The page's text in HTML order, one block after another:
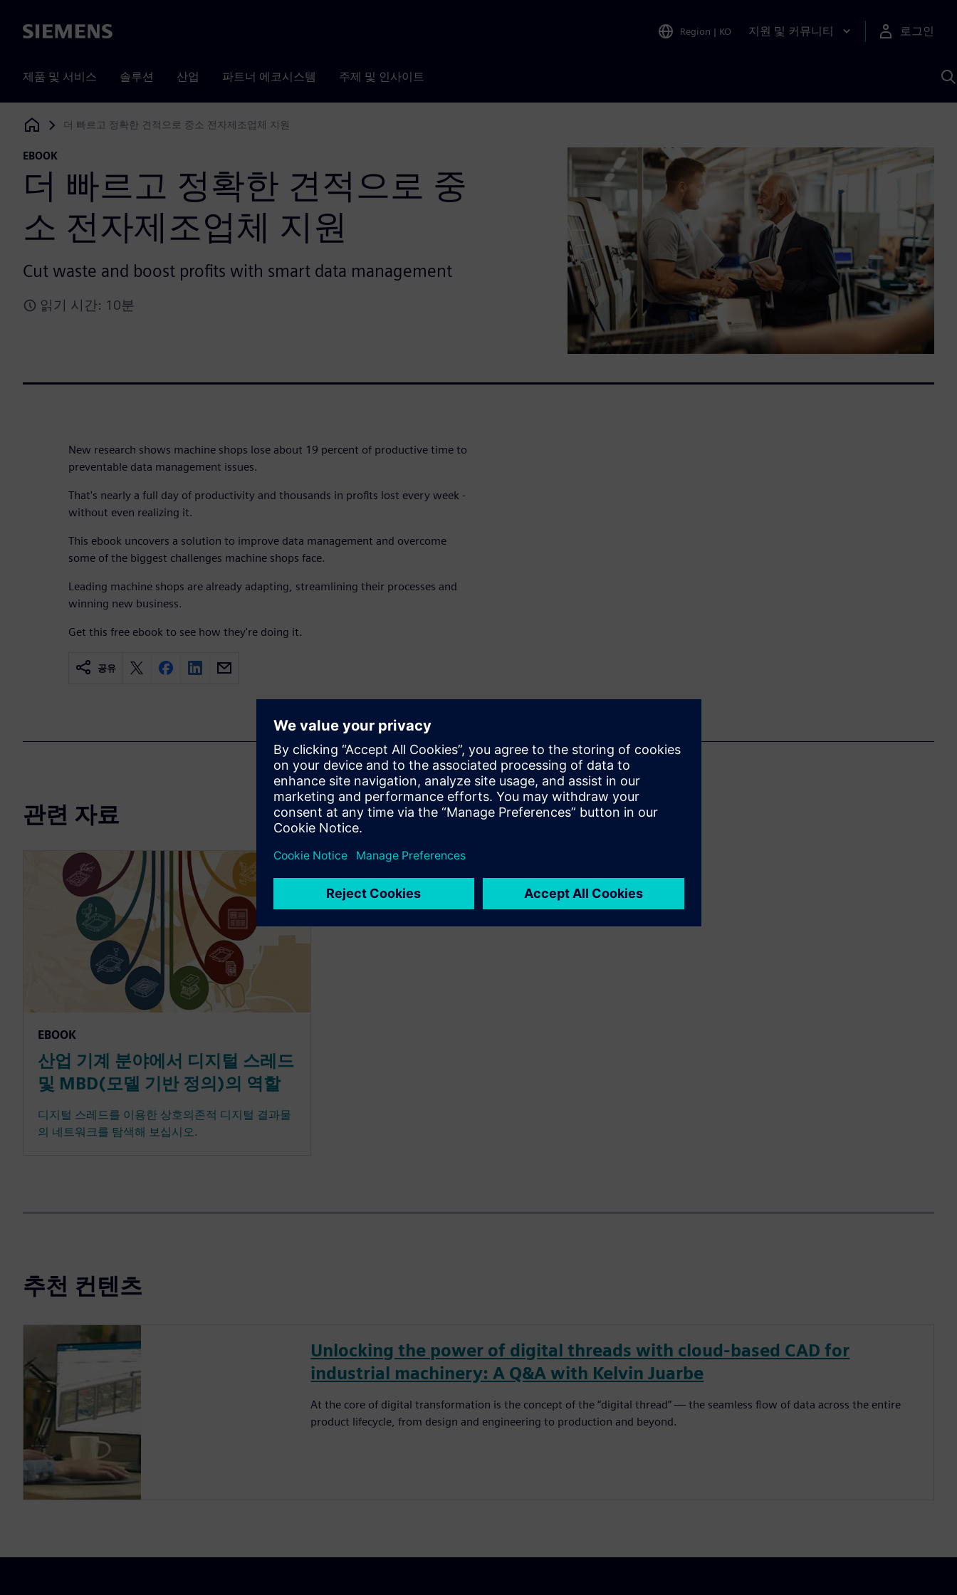
Siemens Region | KO 지원 및 커뮤니티 로그인
제품 및 서비스 솔루션 산업 파트너 에코시스템 주제 및 인사이트
Siemens Digital Industries Software
더 빠르고 정확한 견적으로 중소 전자제조업체 지원
EBOOK
더 빠르고 정확한 견적으로 중
소 전자제조업체 지원
Cut waste and boost profits with smart data management
읽기 시간: 10분
New research shows machine shops lose about 19 percent of productive time to
preventable data management issues.
That's nearly a full day of productivity and thousands in profits lost every week -
without even realizing it.
This ebook uncovers a solution to improve data management and overcome
some of the biggest challenges machine shops face.
Leading machine shops are already adapting, streamlining their processes and
winning new business.
Get this free ebook to see how they're doing it.
공유
관련 자료
EBOOK
산업 기계 분야에서 디지털 스레드
및 MBD(모델 기반 정의)의 역할
디지털 스레드를 이용한 상호의존적 디지털 결과물
의 네트워크를 탐색해 보십시오.
추천 컨텐츠
Unlocking the power of digital threads with cloud-based CAD for
industrial machinery: A Q&A with Kelvin Juarbe
At the core of digital transformation is the concept of the “digital thread” — the seamless flow of data across the entire
product lifecycle, from design and engineering to production and beyond.